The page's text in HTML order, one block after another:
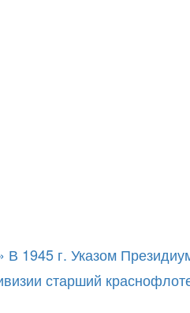
1945 г. Указом
старший